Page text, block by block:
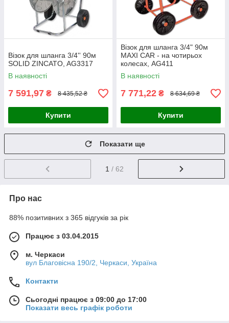
Візок для шланга 3/4'' 90м
SOLID ZINCATO, AG3317
В наявності
7 591,97 ₴ 8 435,52 ₴
Купити
Візок для шланга 3/4" 90м
MAXI CAR - на чотирьох
колесах, AG411
В наявності
7 771,22 ₴ 8 634,69 ₴
Купити
Показати ще
1 / 62
Про нас
88% позитивних з 365 відгуків за рік
Працює з 03.04.2015
м. Черкаси
вул Благовісна 190/2, Черкаси, Україна
Контакти
Сьогодні працює з 09:00 до 17:00
Показати весь графік роботи